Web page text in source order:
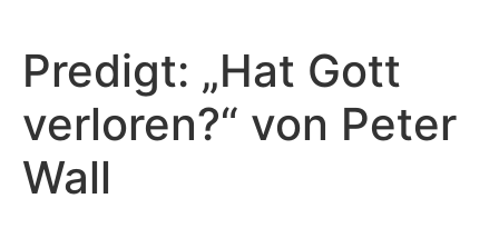
Predigt: „Hat Gott
verloren?“ von Peter
Wall